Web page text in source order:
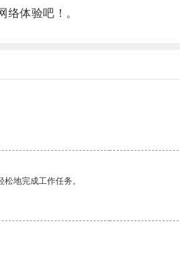
体验吧！。
地完成工作任务。